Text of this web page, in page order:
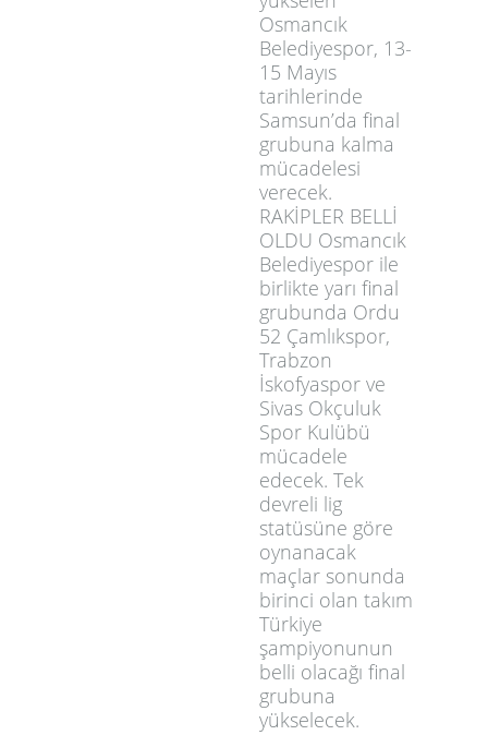
Osmancık
Belediyespor, 13-
15 Mayıs
tarihlerinde
Samsun’da final
grubuna kalma
mücadelesi
verecek.
RAKİPLER BELLİ
OLDU Osmancık
Belediyespor ile
birlikte yarı final
grubunda Ordu
52 Çamlıkspor,
Trabzon
İskofyaspor ve
Sivas Okçuluk
Spor Kulübü
mücadele
edecek. Tek
devreli lig
statüsüne göre
oynanacak
maçlar sonunda
birinci olan takım
Türkiye
şampiyonunun
belli olacağı final
grubuna
yükselecek.